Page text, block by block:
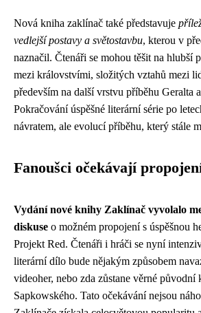
Nová kniha zaklínač také představuje
vedlejší postavy a světostavbu, kterou v
naznačil. Čtenáři se mohou těšit na
mezi královstvími, složitých vztahů mezi
především na další vrstvu příběhu Geralta
Pokračování úspěšné literární série po
návratem, ale evolucí příběhu, který stále
Fanoušci očekávají
Vydání nové knihy Zaklínač vyvolalo
diskuse o možném propojení s úspěšnou
Projekt Red. Čtenáři i hráči se nyní
literární dílo bude nějakým způsobem
videoher, nebo zda zůstane věrné
Sapkowského. Tato očekávání nejsou